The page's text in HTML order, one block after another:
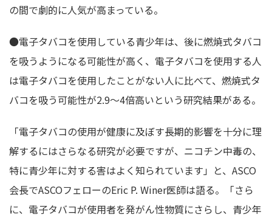
の間で劇的に人気が高まっている。
●電子タバコを使用している青少年は、後に燃焼式タバコ
を吸うようになる可能性が高く、電子タバコを使用する人
は電子タバコを使用したことがない人に比べて、燃焼式タ
バコを吸う可能性が2.9～4倍高いという研究結果がある。
「電子タバコの使用が健康に及ぼす長期的影響を十分に理
解するにはさらなる研究が必要ですが、ニコチン中毒の、
特に青少年に対する害はよく知られています」と、ASCO
会長でASCOフェローのEric P. Winer医師は語る。「さら
に、電子タバコが使用者を発がん性物質にさらし、青少年